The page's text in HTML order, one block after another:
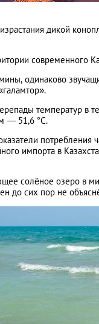
дикой
одинаково
температур в
— 51,6 °C.
импорта в
солёное озеро в
до сих пор не